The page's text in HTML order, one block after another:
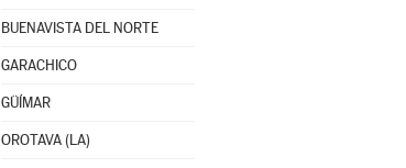
BUENAVISTA DEL NORTE
GARACHICO
GÜÍMAR
OROTAVA (LA)